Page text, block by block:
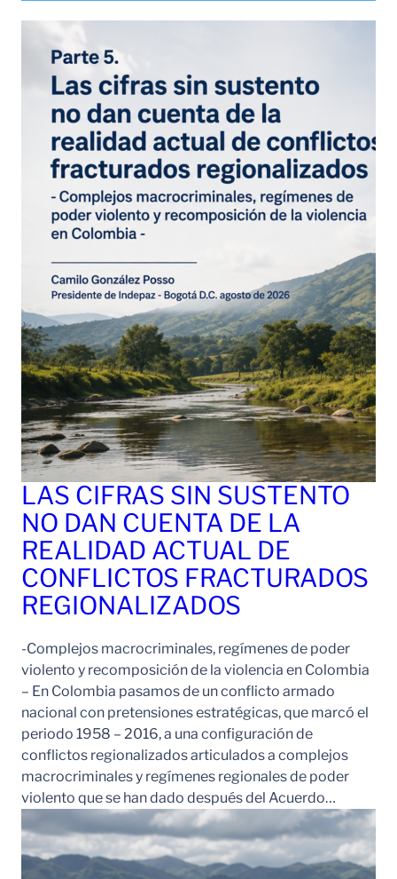
LAS CIFRAS SIN SUSTENTO
NO DAN CUENTA DE LA
REALIDAD ACTUAL DE
CONFLICTOS FRACTURADOS
REGIONALIZADOS
-Complejos macrocriminales, regímenes de poder
violento y recomposición de la violencia en Colombia
– En Colombia pasamos de un conflicto armado
nacional con pretensiones estratégicas, que marcó el
periodo 1958 – 2016, a una configuración de
conflictos regionalizados articulados a complejos
macrocriminales y regímenes regionales de poder
violento que se han dado después del Acuerdo…